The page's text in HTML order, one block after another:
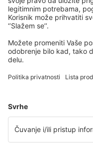
Copyright © eSky.rs. Sva